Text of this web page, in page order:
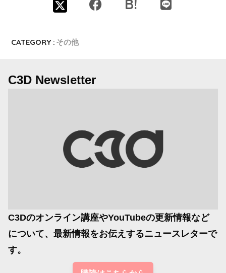
CATEGORY : その他
C3D Newsletter
C3Dのオンライン講座やYouTubeの更新情報など
について、最新情報をお伝えするニュースレターで
す。